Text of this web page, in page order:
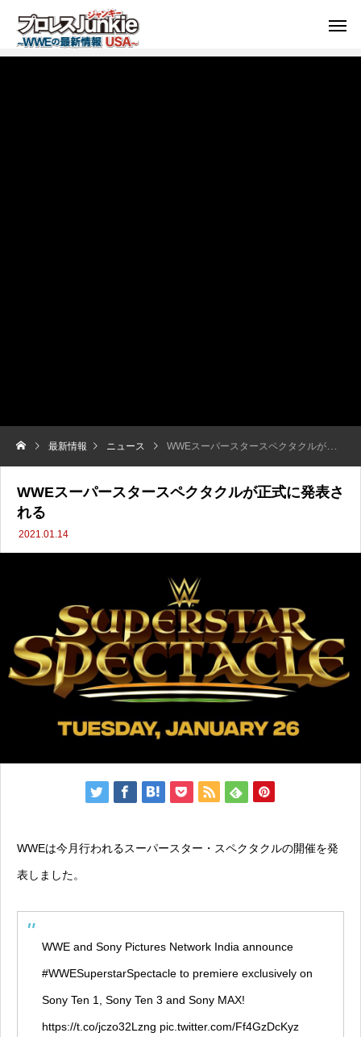
最新情報 ニュース WWEスーパースタースペクタクルが正式に発表される
WWEスーパースタースペクタクルが正式に発表さ
れる
2021.01.14
WWEは今月行われるスーパースター・スペクタクルの開催を発
表しました。
WWE and Sony Pictures Network India announce
#WWESuperstarSpectacle to premiere exclusively on
Sony Ten 1, Sony Ten 3 and Sony MAX!
https://t.co/jczo32Lzng pic.twitter.com/Ff4GzDcKyz